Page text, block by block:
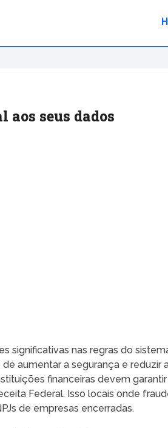
aos seus dados
significativas nas regras do
aumentar a segurança e reduzir
financeiras devem garantir
Federal. Isso locais onde
de empresas encerradas.